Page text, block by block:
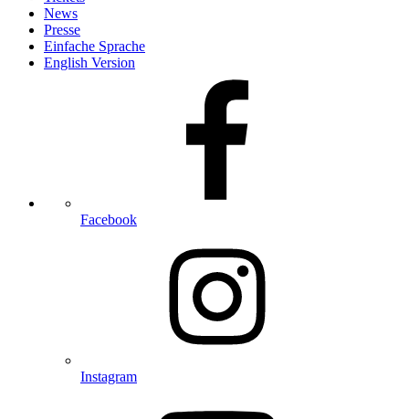
News
Presse
Einfache Sprache
English Version
Facebook
Instagram